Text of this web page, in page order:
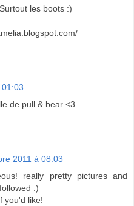
les boots :)
de pull & bear <3
2011 à 08:03
really pretty pictures and
:)
you'd like!